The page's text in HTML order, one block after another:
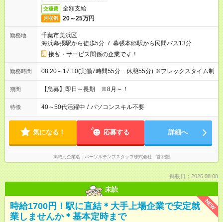
交通費 全額支給
月収例 20～25万円
勤務地
千葉市美浜区
海浜幕張駅から徒歩5分 / 幕張本郷駅から民間バス13分
接客・サービス関係の企業です！
勤務時間 08:20～17:10(実働7時間55分 休憩55分) ※フレックスタイム制
期間 【急募】即日～長期 ※8月～！
特徴 40～50代活躍中 / パソコンスキル不要
気になる！ 応募する 詳細へ
掲載元企業名 パーソルテンプスタッフ株式会社 首都圏
掲載日：2026.08.08
未読
NEW
時給1700円！駅に直結＊大手上場企業で安定就
業しませんか＊基本定時まで